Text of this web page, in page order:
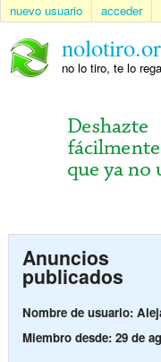
nuevo usuario acceder
no lo tiro, te lo
Anuncios
publicados
Nombre de usuario:
Miembro desde: 29 de